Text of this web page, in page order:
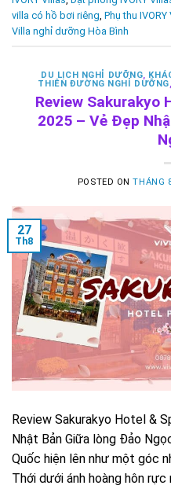
villa có hồ bơi riêng, Phụ thu IVORY
Villa nghỉ dưỡng Hòa Bình
DU LỊCH NGHỈ DƯỠNG,
THIÊN ĐƯỜNG NGHỈ DƯỠNG,
Review Sakurakyo
2025 – Vẻ Đẹp
POSTED ONTHÁNG
27
Th8
Review Sakurakyo Hotel &
Nhật Bản Giữa lòng Đảo
Quốc hiện lên như một góc
Thới dưới ánh hoàng hôn